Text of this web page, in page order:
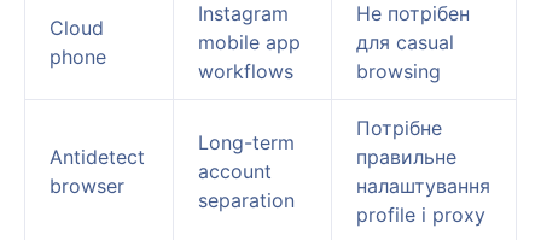
Cloud
phone
Instagram
mobile app
workflows
Не потрібен
для casual
browsing
Antidetect
browser
Long-term
account
separation
Потрібне
правильне
налаштування
profile і proxy